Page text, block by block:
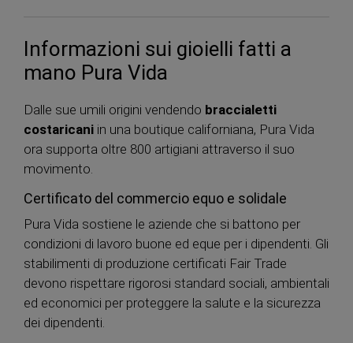
Informazioni sui gioielli fatti a
mano Pura Vida
Dalle sue umili origini vendendo braccialetti
costaricani in una boutique californiana, Pura Vida
ora supporta oltre 800 artigiani attraverso il suo
movimento.
Certificato del commercio equo e solidale
Pura Vida sostiene le aziende che si battono per
condizioni di lavoro buone ed eque per i dipendenti. Gli
stabilimenti di produzione certificati Fair Trade
devono rispettare rigorosi standard sociali, ambientali
ed economici per proteggere la salute e la sicurezza
dei dipendenti.